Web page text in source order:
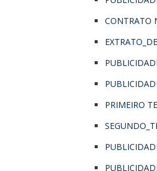
CONTRATO
PRIMEIRO